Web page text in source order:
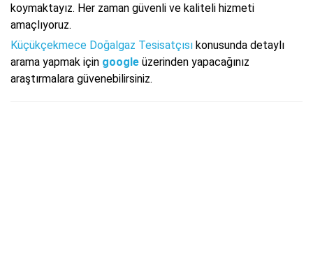
koymaktayız. Her zaman güvenli ve kaliteli hizmeti
amaçlıyoruz.
Küçükçekmece Doğalgaz Tesisatçısı konusunda detaylı
arama yapmak için google üzerinden yapacağınız
araştırmalara güvenebilirsiniz.